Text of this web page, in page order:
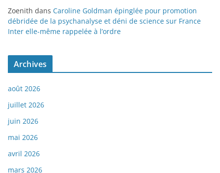
Zoenith dans Caroline Goldman épinglée pour promotion
débridée de la psychanalyse et déni de science sur France
Inter elle-même rappelée à l’ordre
Archives
août 2026
juillet 2026
juin 2026
mai 2026
avril 2026
mars 2026